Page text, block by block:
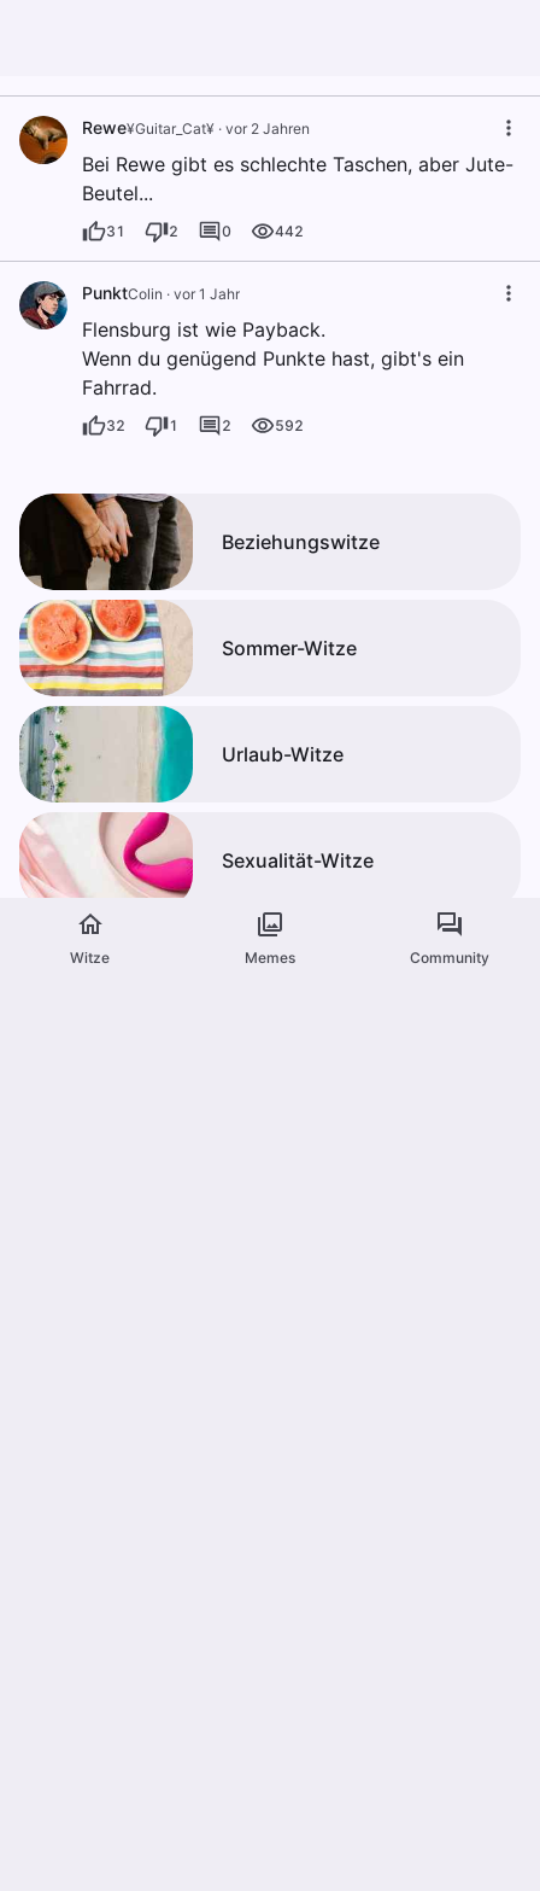
Witze Memes Community
Rewe¥Guitar_Cat¥ · vor 2 Jahren
Bei Rewe gibt es schlechte Taschen, aber Jute-
Beutel...
31 2 0 442
PunktColin · vor 1 Jahr
Flensburg ist wie Payback.
Wenn du genügend Punkte hast, gibt's ein
Fahrrad.
32 1 2 592
Beziehungswitze
Sommer-Witze
Urlaub-Witze
Sexualität-Witze
Lange Witze